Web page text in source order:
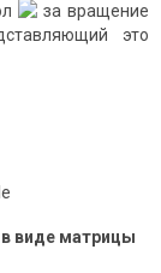
за вращение
это
в виде матрицы